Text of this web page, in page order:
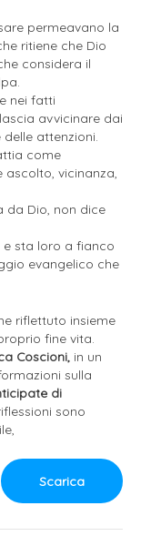
permeavano la
ritiene che Dio
considera il
nei fatti
avvicinare dai
attenzioni.
come
ascolto, vicinanza,
da Dio, non dice
e sta loro a fianco
evangelico che
riflettuto insieme
fine vita.
Coscioni, in un
sulla
di
sono
Scarica